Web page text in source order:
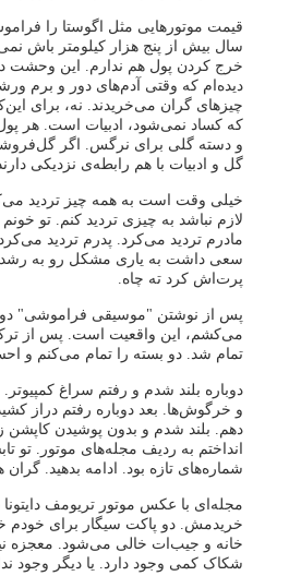
قیمت موتورهایی مثل اگوستا را
سال بیش از پنج هزار کیلومتر باش
خرج کردن پول هم ندارم. این وحشت
دیده‌ام که وقتی آدم‌های دور و برم
چیزهای گران می‌خریدند. نه، برای
که کساد نمی‌شود، ادبیات است. هر
و دسته گلی برای نرگس. اگر
گل و ادبیات با هم رابطه‌ی نزدیکی
خیلی وقت است به همه چیز تردید
لازم نباشد به چیزی تردید کنم. تو
مادرم تردید می‌کرد. پدرم تردید
سعی داشت به یاری مشکل رو به رشد
پرت‌اش کرد ته چاه.
پس از نوشتن "موسیقی فراموشی"
می‌کشم، این واقعیت است. پس از
تمام شد. دو بسته را تمام می‌کنم و
دوباره بلند شدم و رفتم سراغ
و خرگوش‌ها. بعد دوباره رفتم دراز
دهم. بلند شدم و بدون پوشیدن کاپشن
انداختم به ردیف مجله‌های موتور. تو
شماره‌های تازه بود. ادامه بدهید.
خریدمش. دو پاکت سیگار برای خودم
خانه و جیب‌ات خالی می‌شود. معجزه
شکاک کمی وجود دارد. یا دیگر وجود